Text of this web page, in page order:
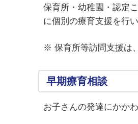
保育所・幼稚園・認定
に個別の療育支援を行い
※ 保育所等訪問支援は
早期療育相談
お子さんの発達にかか